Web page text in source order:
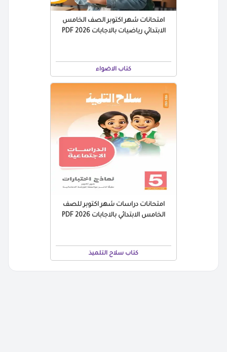
امتحانات شهر اكتوبر الصف الخامس
الابتدائي رياضيات بالاجابات 2026 PDF
كتاب الاضواء
امتحانات دراسات شهر اكتوبر للصف
الخامس الابتدائي بالاجابات 2026 PDF
كتاب سلاح التلميذ